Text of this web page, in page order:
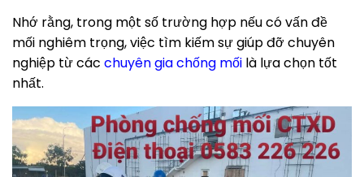
Nhớ rằng, trong một số trường hợp nếu có vấn đề
mối nghiêm trọng, việc tìm kiếm sự giúp đỡ chuyên
nghiệp từ các chuyên gia chống mối là lựa chọn tốt
nhất.